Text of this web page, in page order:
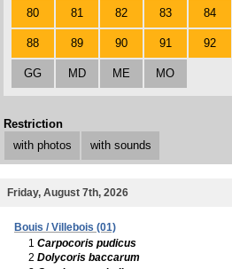
80 81 82 83 84
88 89 90 91 92
GG MD ME MO
Restriction
with photos
with sounds
Friday, August 7th, 2026
Bouis / Villebois (01)
1 Carpocoris pudicus
2 Dolycoris baccarum